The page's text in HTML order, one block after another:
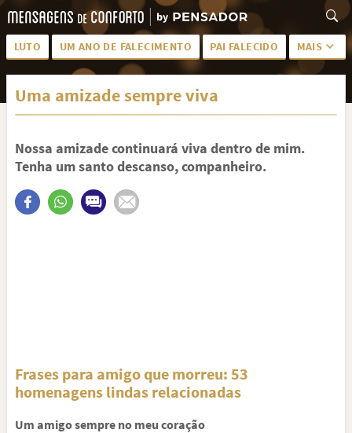
LUTO UM ANO DE FALECIMENTO PAI FALECIDO MAIS
LUTO PARA AMIGA PALAVRAS
MEUS SENTIMENTOS PÊSAMES PARA AMIGO
FRASES DE LUTO PARA AMIGO
Uma amizade sempre viva
Nossa amizade continuará viva dentro de mim.
Tenha um santo descanso, companheiro.
Frases para amigo que morreu: 53
homenagens lindas relacionadas
Um amigo sempre no meu coração